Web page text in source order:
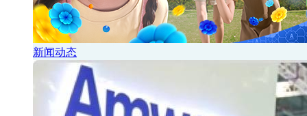
新闻动态